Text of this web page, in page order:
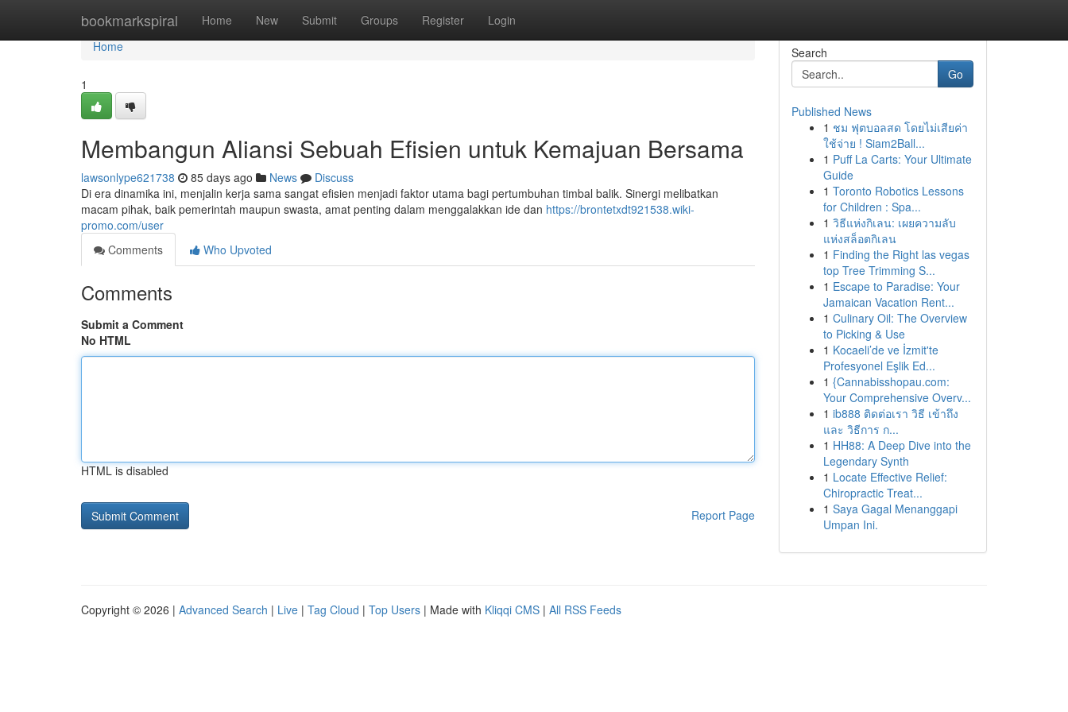
bookmarkspiral Home New Submit Groups Register Login
Home
Home
1
Membangun Aliansi Sebuah Efisien untuk Kemajuan Bersama
lawsonlype621738 85 days ago News
Discuss
Di era dinamika ini, menjalin kerja sama sangat efisien menjadi faktor utama bagi pertumbuhan timbal balik. Sinergi melibatkan
macam pihak, baik pemerintah maupun swasta, amat penting dalam menggalakkan ide dan https://brontetxdt921538.wiki-
promo.com/user
Comments
Who Upvoted
Comments
Submit a Comment
No HTML
HTML is disabled
Report Page
Search
Go
Published News
1 ชม ฟุตบอลสด โดยไม่เสียค่า
ใช้จ่าย ! Siam2Ball...
1 Puff La Carts: Your Ultimate
Guide
1 Toronto Robotics Lessons
for Children : Spa...
1 วิธีแห่งกิเลน: เผยความลับ
แห่งสล็อตกิเลน
1 Finding the Right las vegas
top Tree Trimming S...
1 Escape to Paradise: Your
Jamaican Vacation Rent...
1 Culinary Oil: The Overview
to Picking & Use
1 Kocaeli’de ve İzmit'te
Profesyonel Eşlik Ed...
1 {Cannabisshopau.com:
Your Comprehensive Overv...
1 ib888 ติดต่อเรา วิธี เข้าถึง
และ วิธีการ ก...
1 HH88: A Deep Dive into the
Legendary Synth
1 Locate Effective Relief:
Chiropractic Treat...
1 Saya Gagal Menanggapi
Umpan Ini.
Copyright © 2026 | Advanced Search | Live | Tag Cloud | Top Users | Made with Kliqqi CMS | All RSS Feeds